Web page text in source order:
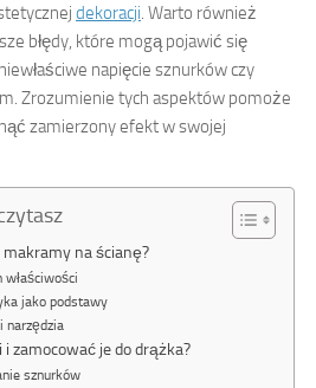
dekoracji . Warto również
błędy, które mogą pojawić się
napięcie sznurków czy
Zrozumienie tych aspektów pomoże
zamierzony efekt w swojej
makramy na ścianę?
właściwości
jako podstawy
narzędzia
zamocować je do drążka?
sznurków